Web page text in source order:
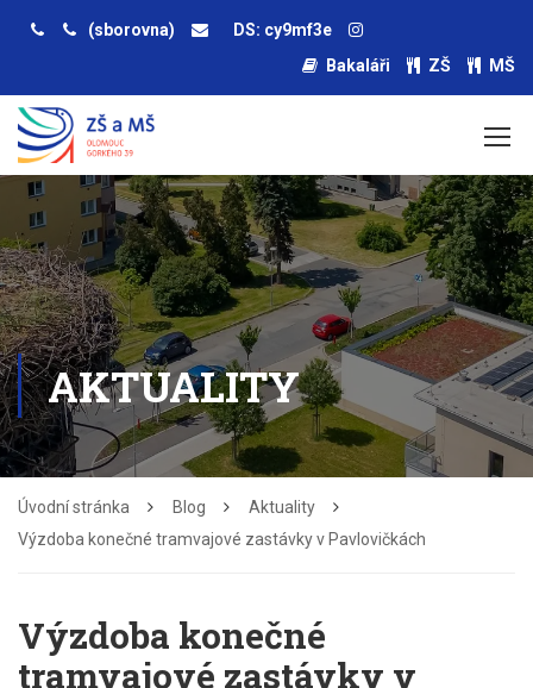
(sborovna)
DS: cy9mf3e
Bakaláři
ZŠ MŠ
AKTUALITY
Úvodní stránka Blog
Aktuality
Výzdoba konečné tramvajové zastávky v Pavlovičkách
Výzdoba konečné
tramvajové zastávky v